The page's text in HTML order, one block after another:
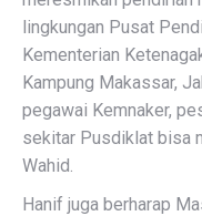
lingkungan Pusat
Kementerian
Kampung Makassar,
pegawai Kemnaker,
sekitar Pusdiklat bisa
Wahid.
Hanif juga berharap